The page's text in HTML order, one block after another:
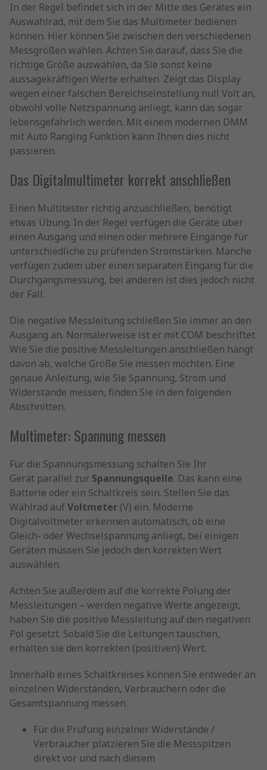
In der Regel befindet sich in der Mitte des Gerätes ein
Auswahlrad, mit dem Sie das Multimeter bedienen
können. Hier können Sie zwischen den verschiedenen
Messgrößen wählen. Achten Sie darauf, dass Sie die
richtige Größe auswählen, da Sie sonst keine
aussagekräftigen Werte erhalten. Zeigt das Display
wegen einer falschen Bereichseinstellung null Volt an,
obwohl volle Netzspannung anliegt, kann das sogar
lebensgefährlich werden. Mit einem modernen DMM
mit Auto Ranging Funktion kann Ihnen dies nicht
passieren.
Das Digitalmultimeter korrekt anschließen
Einen Multitester richtig anzuschließen, benötigt
etwas Übung. In der Regel verfügen die Geräte über
einen Ausgang und einen oder mehrere Eingänge für
unterschiedliche zu prüfenden Stromstärken. Manche
verfügen zudem über einen separaten Eingang für die
Durchgangsmessung, bei anderen ist dies jedoch nicht
der Fall.
Die negative Messleitung schließen Sie immer an den
Ausgang an. Normalerweise ist er mit COM beschriftet.
Wie Sie die positive Messleitungen anschließen hängt
davon ab, welche Größe Sie messen möchten. Eine
genaue Anleitung, wie Sie Spannung, Strom und
Widerstände messen, finden Sie in den folgenden
Abschnitten.
Multimeter: Spannung messen
Für die Spannungsmessung schalten Sie Ihr
Gerät parallel zur Spannungsquelle. Das kann eine
Batterie oder ein Schaltkreis sein. Stellen Sie das
Wählrad aufVoltmeter (V) ein. Moderne
Digitalvoltmeter erkennen automatisch, ob eine
Gleich- oder Wechselspannung anliegt, bei einigen
Geräten müssen Sie jedoch den korrekten Wert
auswählen.
Achten Sie außerdem auf die korrekte Polung der
Messleitungen – werden negative Werte angezeigt,
haben Sie die positive Messleitung auf den negativen
Pol gesetzt. Sobald Sie die Leitungen tauschen,
erhalten sie den korrekten (positiven) Wert.
Innerhalb eines Schaltkreises können Sie entweder an
einzelnen Widerständen, Verbrauchern oder die
Gesamtspannung messen.
Für die Prüfung einzelner Widerstände /
Verbraucher platzieren Sie die Messspitzen
direkt vor und nach diesem